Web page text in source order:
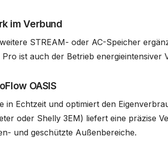
im Verbund
STREAM- oder AC-Speicher
ist auch der Betrieb energieintensiver
OASIS
in Echtzeit und optimiert den
oder Shelly 3EM) liefert eine präzise
und geschützte Außenbereiche.